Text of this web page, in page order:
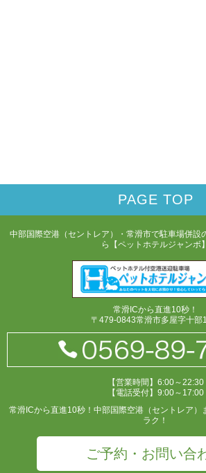
PAGE TOP
中部国際空港（セントレア）・常滑市で駐車場併設
ら【ペットホテルジャンボ】
常滑ICから直進10秒！
〒479-0843常滑市多屋字十部
【営業時間】6:00～22:30
【電話受付】9:00～17:00
常滑ICから直進10秒！中部国際空港（セントレア）
ラク！
ご予約・お問い合